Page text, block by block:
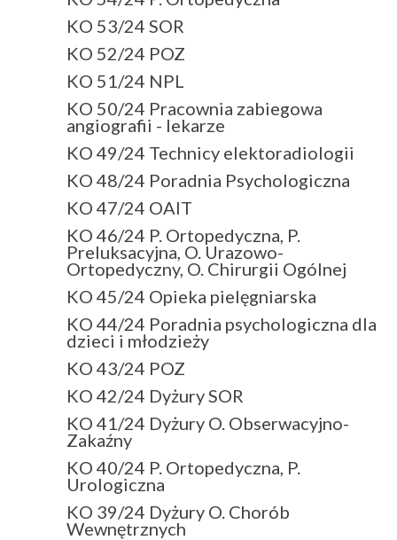
KO 53/24 SOR
KO 52/24 POZ
KO 51/24 NPL
KO 50/24 Pracownia zabiegowa
angiografii - lekarze
KO 49/24 Technicy elektoradiologii
KO 48/24 Poradnia Psychologiczna
KO 47/24 OAIT
KO 46/24 P. Ortopedyczna, P.
Preluksacyjna, O. Urazowo-
Ortopedyczny, O. Chirurgii Ogólnej
KO 45/24 Opieka pielęgniarska
KO 44/24 Poradnia psychologiczna dla
dzieci i młodzieży
KO 43/24 POZ
KO 42/24 Dyżury SOR
KO 41/24 Dyżury O. Obserwacyjno-
Zakaźny
KO 40/24 P. Ortopedyczna, P.
Urologiczna
KO 39/24 Dyżury O. Chorób
Wewnętrznych